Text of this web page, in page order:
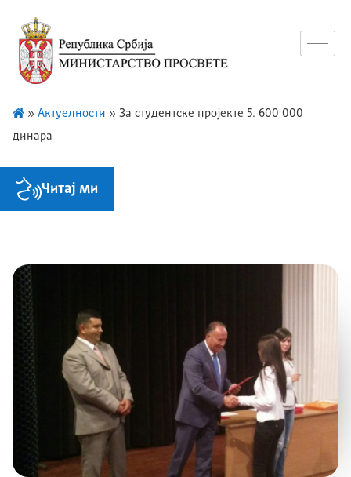
» Актуелности » За студентске пројекте 5. 600 000
динара
Читај ми